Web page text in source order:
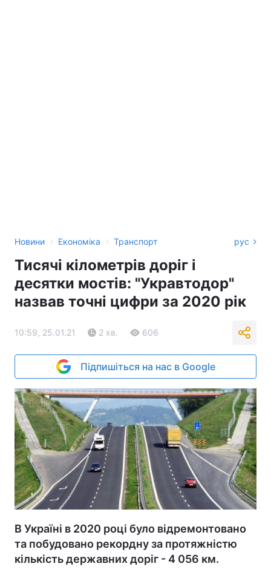
Новини › Економіка › Транспорт рус
Тисячі кілометрів доріг і
десятки мостів: "Укравтодор"
назвав точні цифри за 2020 рік
10:59, 25.01.21 2 хв. 606
Підпишіться на нас в Google
В Україні в 2020 році було відремонтовано
та побудовано рекордну за протяжністю
кількість державних доріг - 4 056 км.